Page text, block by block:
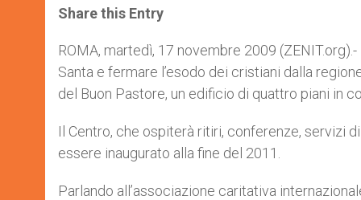
t
s
p
p
s
e
g
e
r
e
b
o
k
r
Share this Entry
ROMA, martedì, 17 novembre 2009
Santa e fermare l’esodo dei cristiani dalla
del Buon Pastore, un edificio di quattro piani in
Il Centro, che ospiterà ritiri, conferenze, servizi
essere inaugurato alla fine del 2011.
Parlando all’associazione caritativa